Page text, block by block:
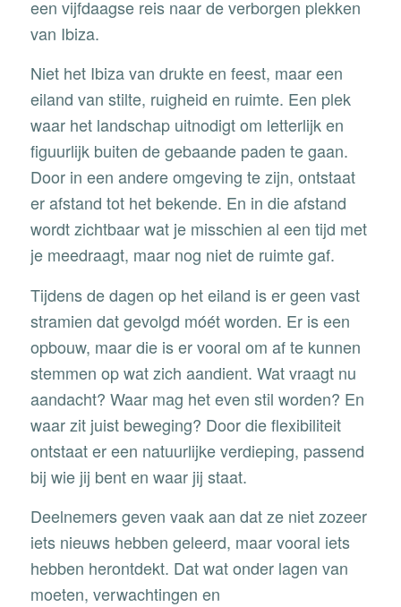
een vijfdaagse reis naar de verborgen plekken
van Ibiza.
Niet het Ibiza van drukte en feest, maar een
eiland van stilte, ruigheid en ruimte. Een plek
waar het landschap uitnodigt om letterlijk en
figuurlijk buiten de gebaande paden te gaan.
Door in een andere omgeving te zijn, ontstaat
er afstand tot het bekende. En in die afstand
wordt zichtbaar wat je misschien al een tijd met
je meedraagt, maar nog niet de ruimte gaf.
Tijdens de dagen op het eiland is er geen vast
stramien dat gevolgd móét worden. Er is een
opbouw, maar die is er vooral om af te kunnen
stemmen op wat zich aandient. Wat vraagt nu
aandacht? Waar mag het even stil worden? En
waar zit juist beweging? Door die flexibiliteit
ontstaat er een natuurlijke verdieping, passend
bij wie jij bent en waar jij staat.
Deelnemers geven vaak aan dat ze niet zozeer
iets nieuws hebben geleerd, maar vooral iets
hebben herontdekt. Dat wat onder lagen van
moeten, verwachtingen en